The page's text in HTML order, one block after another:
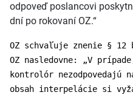
odpoveď poslancovi
dní po rokovaní OZ.“
OZ schvaľuje znenie § 12
OZ nasledovne: „V
kontrolór nezodpovedajú
obsah interpelácie si